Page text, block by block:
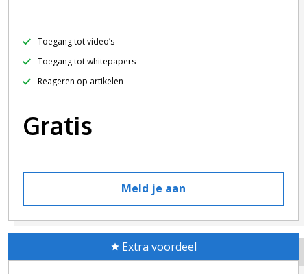
Toegang tot video’s
Toegang tot whitepapers
Reageren op artikelen
Gratis
Meld je aan
Extra voordeel